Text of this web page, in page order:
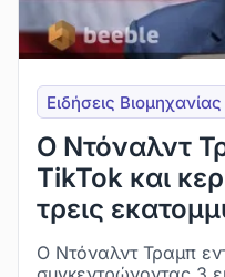
Ειδήσεις Βιομηχανίας
Ο Ντόναλντ
TikTok και
τρεις
Ο Ντόναλντ Τραμπ